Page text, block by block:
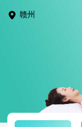
赣州